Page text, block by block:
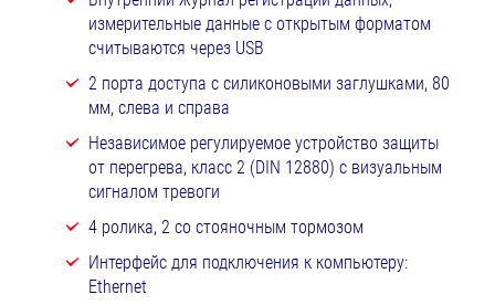
измерительные данные с открытым форматом
считываются через USB
2 порта доступа с силиконовыми заглушками, 80
мм, слева и справа
Независимое регулируемое устройство защиты
от перегрева, класс 2 (DIN 12880) с визуальным
сигналом тревоги
4 ролика, 2 со стояночным тормозом
Интерфейс для подключения к компьютеру:
Ethernet